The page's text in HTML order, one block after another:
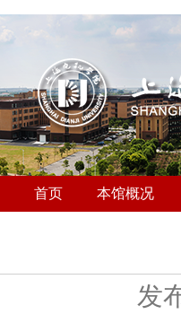
首页 本馆概况
发